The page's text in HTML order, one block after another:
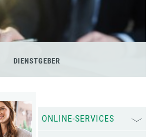
DIENSTGEBER
ONLINE-SERVICES